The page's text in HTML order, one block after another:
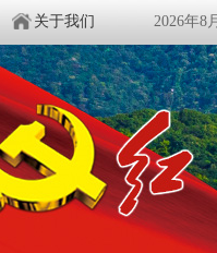
关于我们 2026年8